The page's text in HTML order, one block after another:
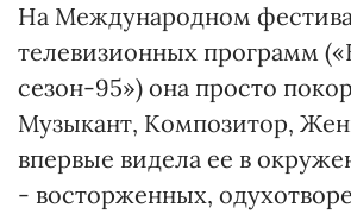
На Международном
телевизионных программ
сезон-95») она просто
Музыкант, Композитор,
впервые видела ее в
- восторженных,